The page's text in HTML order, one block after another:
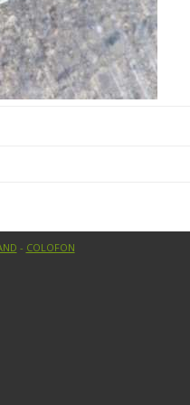
- COLOFON